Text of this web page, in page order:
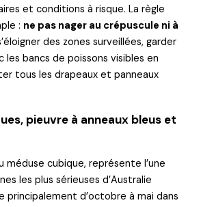
et conditions à risque. La règle
: ne pas nager au crépuscule ni à
des zones surveillées, garder
les bancs de poissons visibles en
tous les drapeaux et panneaux
pieuvre à anneaux bleus et
méduse cubique, représente l’une
les plus sérieuses d’Australie
principalement d’octobre à mai dans